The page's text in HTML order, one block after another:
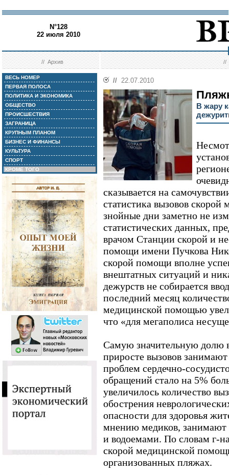
N°128
22 июля 2010
//Архив //
ВЕСЬ НОМЕР
ПЕРВАЯ ПОЛОСА
ПОЛИТИКА И ЭКОНОМИКА
ОБЩЕСТВО
ПРОИСШЕСТВИЯ
ЗАГРАНИЦА
КРУПНЫМ ПЛАНОМ
БИЗНЕС И ФИНАНСЫ
КУЛЬТУРА
СПОРТ
КРОМЕ ТОГО
// 22.07.2010
В жару
сказывается на
статистика вызовов
знойные дни заметно не
статистических данных,
врачом Станции скорой и
помощи имени Пучкова
скорой помощи вполне
внештатных ситуаций и
дежурств не собирается
последний месяц
медицинской помощью
что «для мегаполиса
Самую значительную долю
приросте вызовов
проблем сердечно-
обращений стало на 5%
увеличилось количество
обострения
опасности для здоровья
мнению медиков, занимают
и водоемами. По словам г-
скорой медицинской
организованных пляжах.